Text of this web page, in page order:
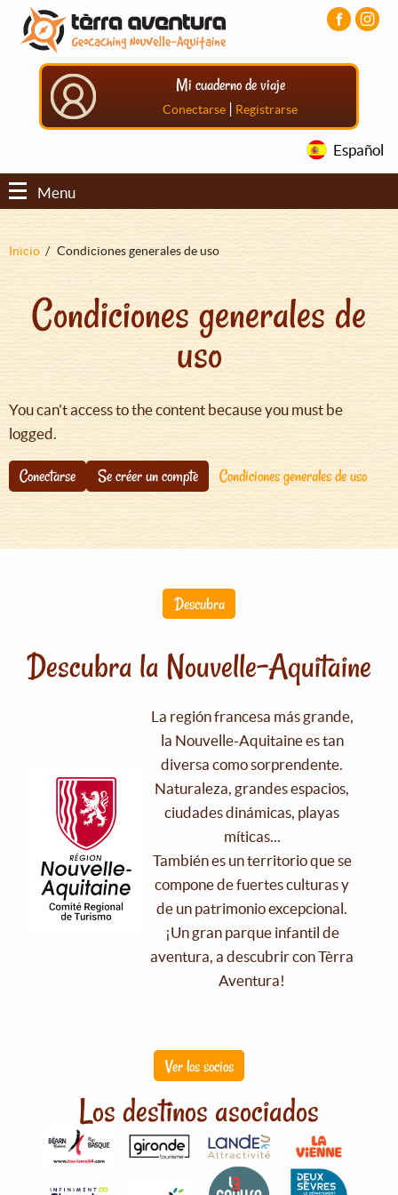
Pasar
contenido
principal
Pasar
menú
principal
Pasar
principal
Mi cuaderno de viaje
Conectarse | Registrarse
Español
Menu
Sobrescribir
ayuda
navegación
Inicio Condiciones generales de uso
Condiciones generales de
uso
You can't access to the content because you must be
logged.
Conectarse Se créer un compte Condiciones generales de uso
Descubra
Descubra la Nouvelle-Aquitaine
La región francesa más grande,
la Nouvelle-Aquitaine es tan
diversa como sorprendente.
Naturaleza, grandes espacios,
ciudades dinámicas, playas
míticas...
También es un territorio que se
compone de fuertes culturas y
de un patrimonio excepcional.
¡Un gran parque infantil de
aventura, a descubrir con Tèrra
Aventura!
Ver los socios
Los destinos asociados